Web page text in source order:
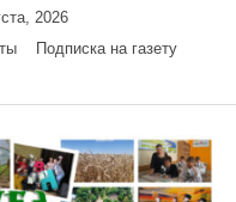
2026
Подписка на газету